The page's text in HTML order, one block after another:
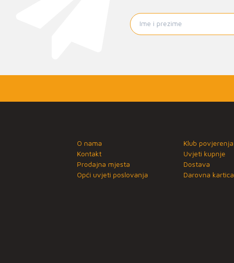
O nama
Kontakt
Prodajna mjesta
Opći uvjeti poslovanja
Klub povjerenja
Uvjeti kupnje
Dostava
Darovna kartica